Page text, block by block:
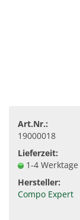
Art.Nr.:
19000018
Lieferzeit:
1-4 Werktage
Hersteller:
Compo Expert